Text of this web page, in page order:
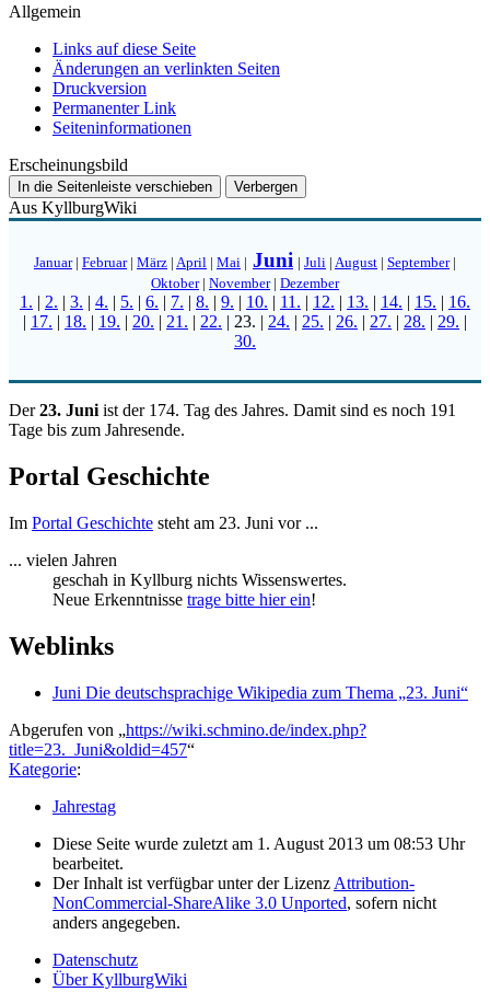
Allgemein
Links auf diese Seite
Änderungen an verlinkten Seiten
Druckversion
Permanenter Link
Seiten­­informationen
Erscheinungsbild
In die Seitenleiste verschieben Verbergen
Aus KyllburgWiki
Januar| Februar| März | April | Mai | Juni | Juli | August | September|
Oktober| November| Dezember
1. | 2. | 3. | 4. | 5. | 6. | 7. | 8. | 9. | 10. | 11. | 12. | 13. | 14. | 15. | 16.
| 17. | 18. | 19. | 20. | 21. | 22. | 23. | 24. | 25. | 26. | 27. | 28. | 29. |
30.
Der23. Juni ist der 174. Tag des Jahres. Damit sind es noch 191
Tage bis zum Jahresende.
Portal Geschichte
Im Portal Geschichte steht am 23. Juni vor ...
... vielen Jahren
geschah in Kyllburg nichts Wissenswertes.
Neue Erkenntnisse trage bitte hier ein!
Weblinks
Juni Die deutschsprachige Wikipedia zum Thema „23. Juni“
Abgerufen von „https://wiki.schmino.de/index.php?
title=23._Juni&oldid=457“
Kategorie:
Jahrestag
Diese Seite wurde zuletzt am 1. August 2013 um 08:53 Uhr
bearbeitet.
Der Inhalt ist verfügbar unter der Lizenz Attribution-
NonCommercial-ShareAlike 3.0 Unported, sofern nicht
anders angegeben.
Datenschutz
Über KyllburgWiki